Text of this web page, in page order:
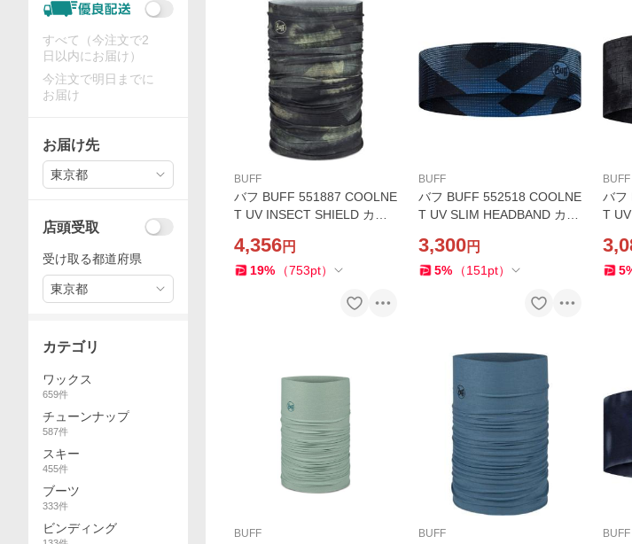
BUFF
バフ BUFF 551887 COOLNE
T UV INSECT SHIELD カラ
止 UPF50 防虫効果 ネックチ
ューブ アウトドア 釣り 登山
4,356円
19% （753pt）
BUFF
バフ BUFF 552518 COOLNE
T UV SLIM HEADBAND カラ
ド UPF50 ランニング ジム
ヨガ ストレッチ スポーツ
3,300円
5% （151 pt）
BUFF
バフ
T UV
バン
ム 5
BUFF BUFF BUFF
すべて（今注文で2
日以内にお届け）
今注文で明日までに
お届け
お届け先
東京都
店頭受取
受け取る都道府県
東京都
カテゴリ
ワックス
659件
チューンナップ
587件
スキー
455件
ブーツ
333件
ビンディング